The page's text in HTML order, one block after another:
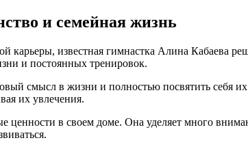
и семейная жизнь
карьеры, известная гимнастка Алина Кабаева
и постоянных тренировок.
смысл в жизни и полностью посвятить себя
их увлечения.
ценности в своем доме. Она уделяет много